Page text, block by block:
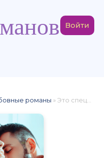
Войти
романы » Это спецназ, детка